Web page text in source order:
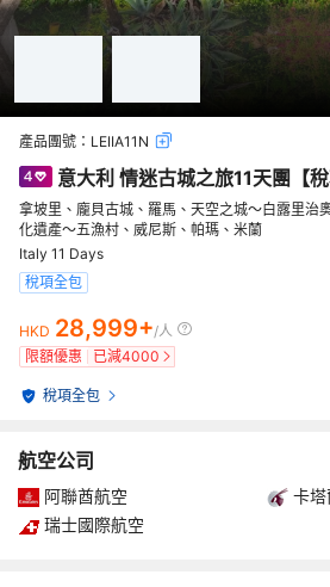
產品團號： LEIIA11N
意大利 情迷古城之旅11天團【稅
拿坡里、龐貝古城、羅馬、天空之城～白露里治
化遺產～五漁村、威尼斯、帕瑪、米蘭
Italy 11 Days
稅項全包
HKD 28,999+/人
限額優惠
已減4000
稅項全包
航空公司
阿聯酋航空
卡
瑞士國際航空